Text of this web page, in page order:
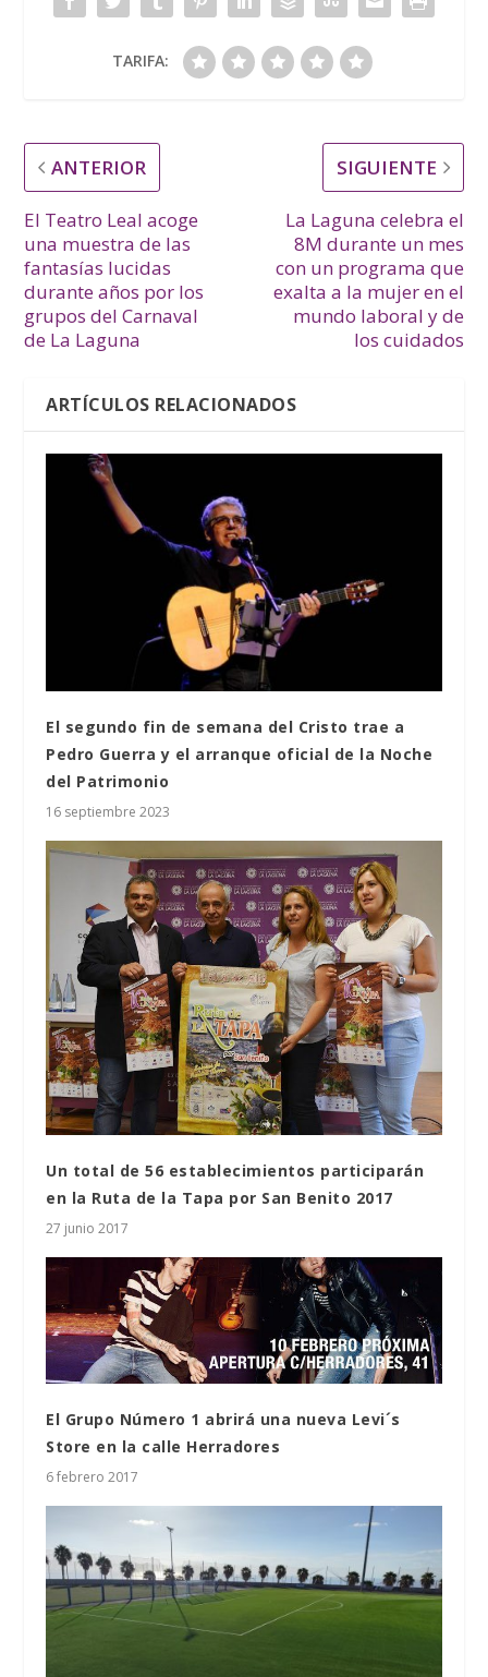
TARIFA:
ANTERIOR
El Teatro Leal acoge
una muestra de las
fantasías lucidas
durante años por los
grupos del Carnaval
de La Laguna
SIGUIENTE
La Laguna celebra el
8M durante un mes
con un programa que
exalta a la mujer en el
mundo laboral y de
los cuidados
ARTÍCULOS RELACIONADOS
El segundo fin de semana del Cristo trae a
Pedro Guerra y el arranque oficial de la Noche
del Patrimonio
16 septiembre 2023
Un total de 56 establecimientos participarán
en la Ruta de la Tapa por San Benito 2017
27 junio 2017
El Grupo Número 1 abrirá una nueva Levi´s
Store en la calle Herradores
6 febrero 2017